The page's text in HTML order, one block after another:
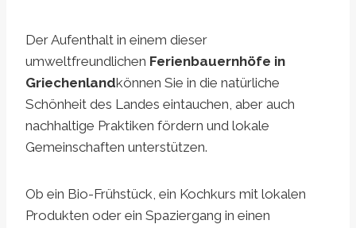
Der Aufenthalt in einem dieser
umweltfreundlichen Ferienbauernhöfe in
Griechenlandkönnen Sie in die natürliche
Schönheit des Landes eintauchen, aber auch
nachhaltige Praktiken fördern und lokale
Gemeinschaften unterstützen.
Ob ein Bio-Frühstück, ein Kochkurs mit lokalen
Produkten oder ein Spaziergang in einen